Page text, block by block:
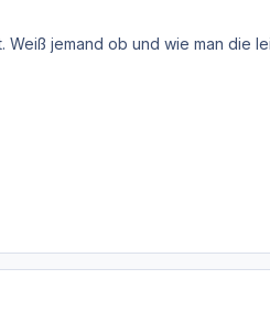
jemand ob und wie man die